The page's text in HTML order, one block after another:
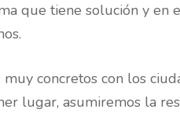
que tiene solución y en
concretos con los
lugar, asumiremos la